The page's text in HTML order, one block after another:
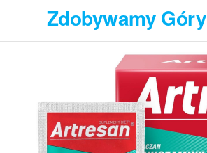
treści
Zdobywamy Góry